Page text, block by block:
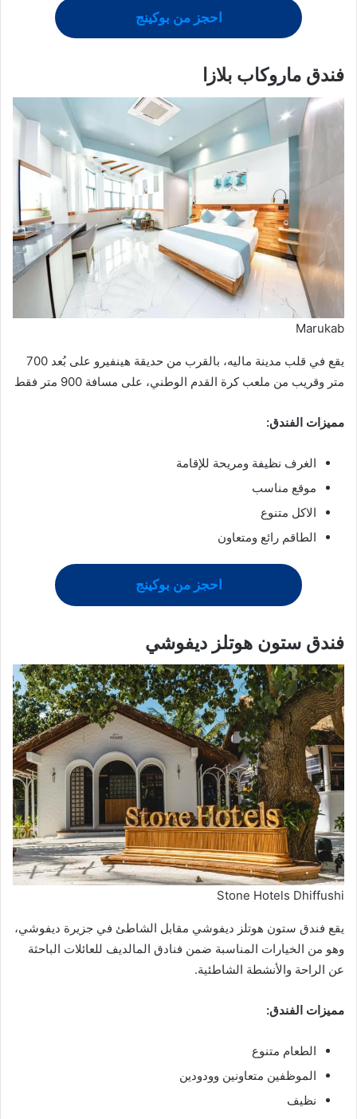
احجز من بوكينج
فندق ماروكاب بلازا
Marukab
يقع في قلب مدينة ماليه، بالقرب من حديقة هينفيرو على بُعد 700
متر وقريب من ملعب كرة القدم الوطني، على مسافة 900 متر فقط
مميزات الفندق:
الغرف نظيفة ومريحة للإقامة
موقع مناسب
الاكل متنوع
الطاقم رائع ومتعاون
احجز من بوكينج
فندق ستون هوتلز ديفوشي
Stone Hotels Dhiffushi
يقع فندق ستون هوتلز ديفوشي مقابل الشاطئ في جزيرة ديفوشي،
وهو من الخيارات المناسبة ضمن فنادق المالديف للعائلات الباحثة
عن الراحة والأنشطة الشاطئية.
مميزات الفندق:
الطعام متنوع
الموظفين متعاونين وودودين
نظيف